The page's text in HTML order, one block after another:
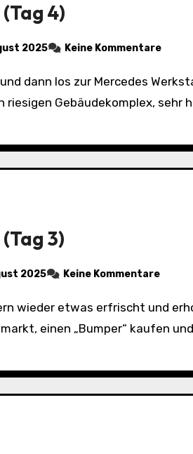
4)
2025 Keine Kommentare
riesigen Gebäudekomplex,
3)
2025 Keine Kommentare
einen „Bumper“ kaufen